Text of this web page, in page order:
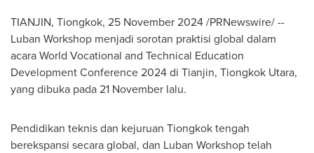
TIANJIN, Tiongkok, 25 November 2024/PRNewswire/ --
Luban Workshop menjadi sorotan praktisi global dalam
acara World Vocational and Technical Education
Development Conference 2024 di Tianjin, Tiongkok Utara,
yang dibuka pada 21 November lalu.
Pendidikan teknis dan kejuruan Tiongkok tengah
berekspansi secara global, dan Luban Workshop telah